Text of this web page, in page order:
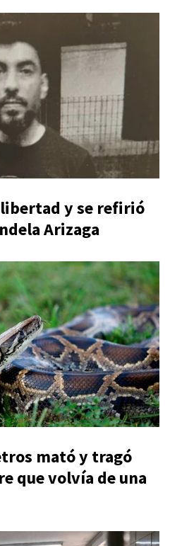
y se refirió
Arizaga
mató y tragó
que volvía de una